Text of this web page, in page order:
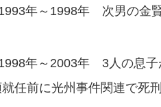
年～1998年 次男の金賢
年～2003年 3人の息子
任前に光州事件関連で死